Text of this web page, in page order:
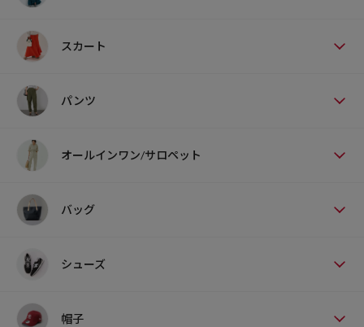
スカート
パンツ
オールインワン/サロペット
バッグ
シューズ
帽子